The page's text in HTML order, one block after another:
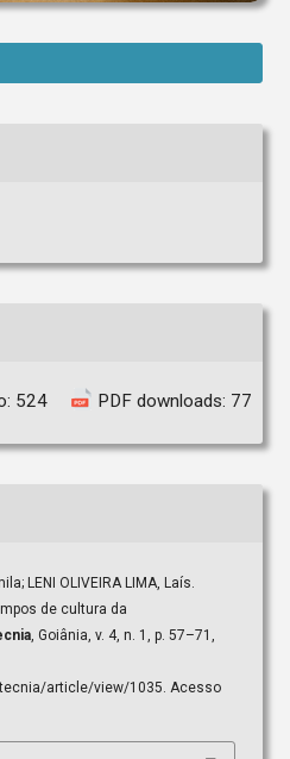
524 PDF downloads: 77
LENI OLIVEIRA LIMA, Laís.
de cultura da
, Goiânia, v. 4, n. 1, p. 57–71,
article/view/1035. Acesso